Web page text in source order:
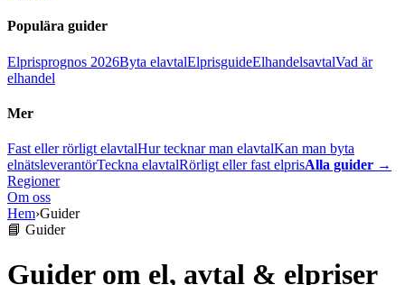
Populära guider
Elprisprognos 2026Byta elavtalElprisguideElhandelsavtalVad är
elhandel
Mer
Fast eller rörligt elavtalHur tecknar man elavtalKan man byta
elnätsleverantörTeckna elavtalRörligt eller fast elprisAlla guider →
Regioner
Om oss
Hem›Guider
📘 Guider
Guider om el, avtal & elpriser